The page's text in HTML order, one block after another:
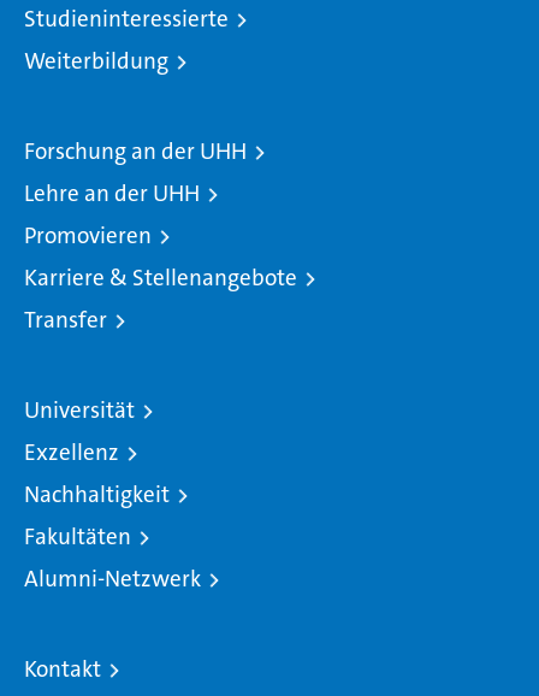
Studieninteressierte
Weiterbildung
Forschung an der UHH
Lehre an der UHH
Promovieren
Karriere & Stellenangebote
Transfer
Universität
Exzellenz
Nachhaltigkeit
Fakultäten
Alumni-Netzwerk
Kontakt